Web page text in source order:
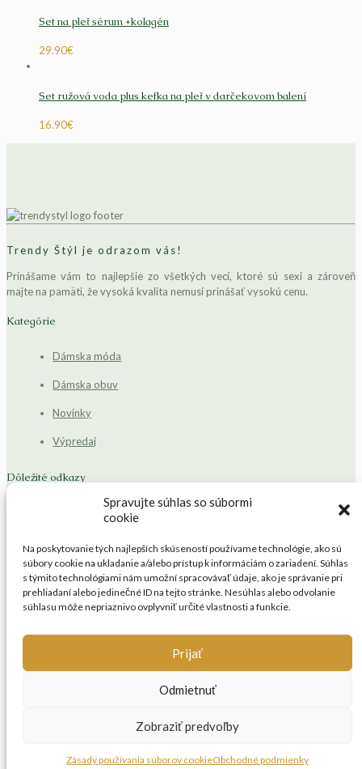
Spravujte súhlas so súbormi
cookie
Na poskytovanie tých najlepších skúseností používame technológie, ako sú
súbory cookie na ukladanie a/alebo prístup k informáciám o zariadení. Súhlas
s týmito technológiami nám umožní spracovávať údaje, ako je správanie pri
prehliadaní alebo jedinečné ID na tejto stránke. Nesúhlas alebo odvolanie
súhlasu môže nepriaznivo ovplyvniť určité vlastnosti a funkcie.
Prijať
Odmietnuť
Zobraziť predvoľby
Zásady používania súborov cookieObchodné podmienky
Set na pleť sérum +kolagén
29.90€
Set ružová voda plus kefka na pleť v darčekovom balení
16.90€
Trendy Štýl je odrazom vás!
Prinášame vám to najlepšie zo všetkých vecí, ktoré sú sexi a zároveň
majte na pamäti, že vysoká kvalita nemusí prinášať vysokú cenu.
Kategórie
Dámska móda
Dámska obuv
Novinky
Výpredaj
Dôležité odkazy
Platba a doprava
Obchodné podmienky
© 2026 Trendy Štýl. All Rights Reserved.